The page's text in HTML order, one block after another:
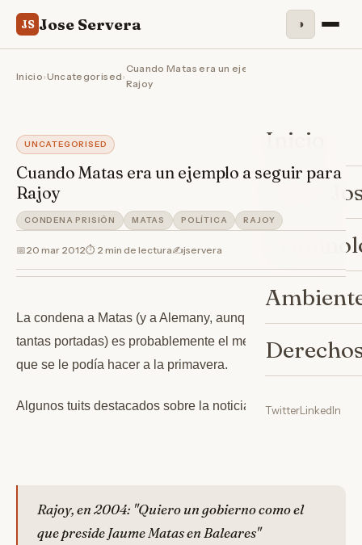
JS Jose Servera ◑
Inicio
Sobre
TwitterLinkedIn
Inicio›Uncategorised›
Cuando Matas era un ejemplo a seguir para
Rajoy
UNCATEGORISED
Cuando Matas era un ejemplo a seguir para
Rajoy
CONDENA PRISIÓN MATAS POLÍTICA RAJOY
📅20 mar 2012⏱ 2 min de lectura✍️jservera
La condena a Matas (y a Alemany, aunque no cope
tantas portadas) es probablemente el mejor recibimiento
que se le podía hacer a la primavera.
Algunos tuits destacados sobre la noticia:
Rajoy, en 2004: "Quiero un gobierno como el
que preside Jaume Matas en Baleares"